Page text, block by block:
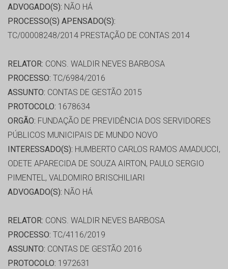
ADVOGADO(S): NÃO HÁ
PROCESSO(S) APENSADO(S):
TC/00008248/2014 PRESTAÇÃO DE CONTAS 2014
RELATOR: CONS. WALDIR NEVES BARBOSA
PROCESSO: TC/6984/2016
ASSUNTO: CONTAS DE GESTÃO 2015
PROTOCOLO: 1678634
ORGÃO: FUNDAÇÃO DE PREVIDÊNCIA DOS SERVIDORES
PÚBLICOS MUNICIPAIS DE MUNDO NOVO
INTERESSADO(S): HUMBERTO CARLOS RAMOS AMADUCCI,
ODETE APARECIDA DE SOUZA AIRTON, PAULO SERGIO
PIMENTEL, VALDOMIRO BRISCHILIARI
ADVOGADO(S): NÃO HÁ
RELATOR: CONS. WALDIR NEVES BARBOSA
PROCESSO: TC/4116/2019
ASSUNTO: CONTAS DE GESTÃO 2016
PROTOCOLO: 1972631